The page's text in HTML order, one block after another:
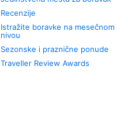
Recenzije
Istražite boravke na mesečnom
nivou
Sezonske i praznične ponude
Traveller Review Awards